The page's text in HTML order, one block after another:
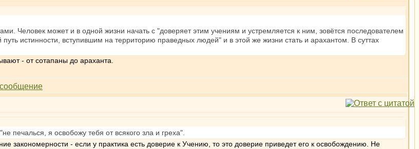
Человек может и в одной жизни начать с "доверяет этим учениям и устремляется к ним, зовётся последователем
истинности, вступившим на территорию праведных людей" и в этой же жизни стать и арахантом. В суттах
- от сотапаны до араханта.
я освобожу тебя от всякого зла и греха".
закономерности - если у практика есть доверие к Учению, то это доверие приведет его к освобождению. Не